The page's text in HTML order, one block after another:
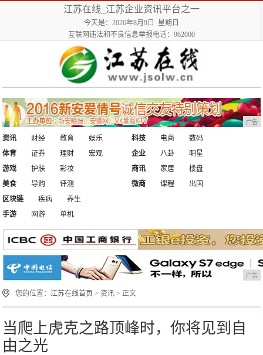
江苏在线_江苏企业资讯平台之一
今天是：2026年8月9日 星期日
互联网违法和不良信息举报电话：962000
广告
资讯 财经 教育
娱乐
体育
证券 理财 宏观
科技 电商
数码
企业
八卦
明星
游戏
护肤
彩妆
美食
导购 评测
商讯 家居
楼盘
微商
课程
出国
区块链
疾病
养生
手游
网游 单机
广告
您的位置：江苏在线首页 >资讯 > 正文
当爬上虎克之路顶峰时，你将见到自
由之光